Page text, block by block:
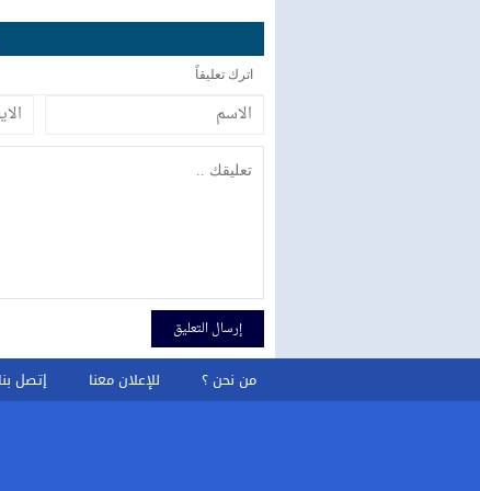
اترك تعليقاً
من نحن ؟ للإعلان معنا إتصل بنا